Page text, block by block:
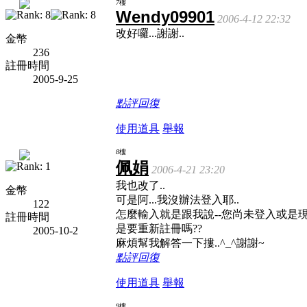
金幣
236
註冊時間
2005-9-25
7樓
Wendy09901 2006-4-12 22:32
改好囉...謝謝..
點評回復
使用道具 舉報
金幣
122
註冊時間
2005-10-2
8樓
佩娟 2006-4-21 23:20
我也改了..
可是阿...我沒辦法登入耶..
怎麼輸入就是跟我說--您尚未登入或是
是要重新註冊嗎??
麻煩幫我解答一下摟..^_^謝謝~
點評回復
使用道具 舉報